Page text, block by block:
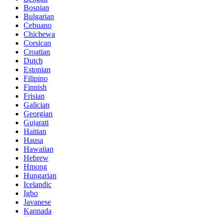
Bosnian
Bulgarian
Cebuano
Chichewa
Corsican
Croatian
Dutch
Estonian
Filipino
Finnish
Frisian
Galician
Georgian
Gujarati
Haitian
Hausa
Hawaiian
Hebrew
Hmong
Hungarian
Icelandic
Igbo
Javanese
Kannada